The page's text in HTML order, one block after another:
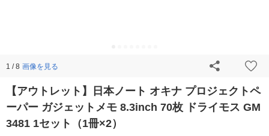
1 / 8 画像を見る
【アウトレット】日本ノート オキナ プロジェクトペ
ーパー ガジェットメモ 8.3inch 70枚 ドライモス GM
3481 1セット（1冊×2）